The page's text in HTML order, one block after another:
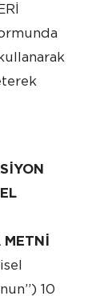
METNİ
10